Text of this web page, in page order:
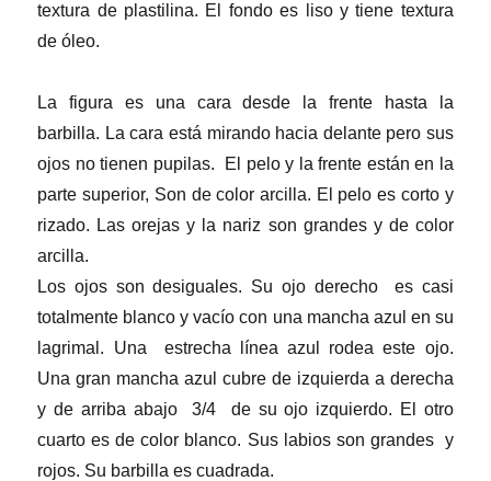
textura de plastilina. El fondo es liso y tiene textura
de óleo.
La figura es una cara desde la frente hasta la
barbilla. La cara está mirando hacia delante pero sus
ojos no tienen pupilas. El pelo y la frente están en la
parte superior, Son de color arcilla. El pelo es corto y
rizado. Las orejas y la nariz son grandes y de color
arcilla.
Los ojos son desiguales. Su ojo derecho es casi
totalmente blanco y vacío con una mancha azul en su
lagrimal. Una estrecha línea azul rodea este ojo.
Una gran mancha azul cubre de izquierda a derecha
y de arriba abajo 3/4 de su ojo izquierdo. El otro
cuarto es de color blanco. Sus labios son grandes y
rojos. Su barbilla es cuadrada.